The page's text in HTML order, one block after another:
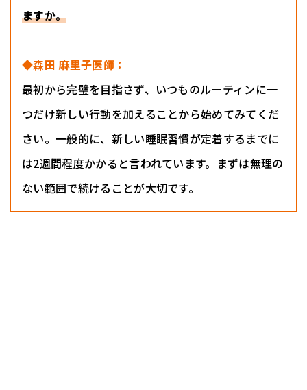
ますか。
◆森田 麻里子医師：
最初から完璧を目指さず、いつものルーティンに一
つだけ新しい行動を加えることから始めてみてくだ
さい。一般的に、新しい睡眠習慣が定着するまでに
は2週間程度かかると言われています。まずは無理の
ない範囲で続けることが大切です。